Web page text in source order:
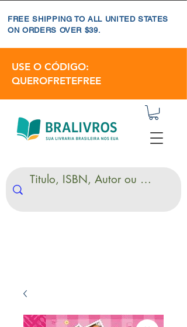
FREE SHIPPING TO ALL UNITED STATES
ON ORDERS OVER $39.
USE O CÓDIGO:
QUEROFRETEFREE